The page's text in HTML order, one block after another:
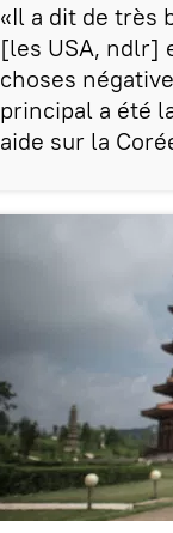
«Il a dit de très
[les USA, ndlr]
choses
principal a été
aide sur la